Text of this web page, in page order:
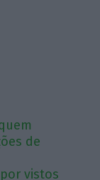
de
vistos